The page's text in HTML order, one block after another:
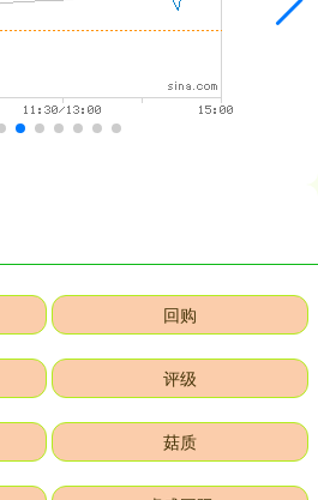
回购
评级
菇质